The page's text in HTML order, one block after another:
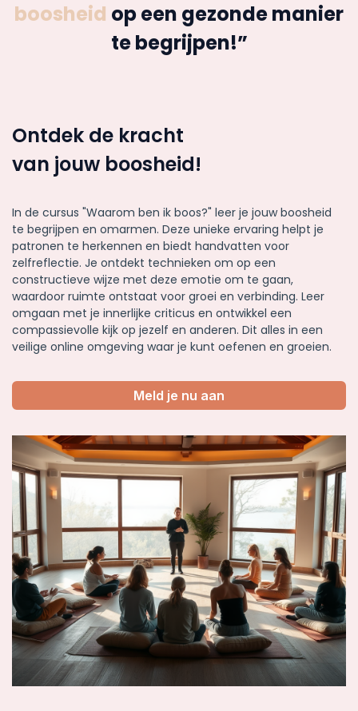
boosheid op een gezonde manier
te begrijpen!”
Ontdek de kracht
van jouw boosheid!
In de cursus "Waarom ben ik boos?" leer je jouw boosheid
te begrijpen en omarmen. Deze unieke ervaring helpt je
patronen te herkennen en biedt handvatten voor
zelfreflectie. Je ontdekt technieken om op een
constructieve wijze met deze emotie om te gaan,
waardoor ruimte ontstaat voor groei en verbinding. Leer
omgaan met je innerlijke criticus en ontwikkel een
compassievolle kijk op jezelf en anderen. Dit alles in een
veilige online omgeving waar je kunt oefenen en groeien.
Meld je nu aan